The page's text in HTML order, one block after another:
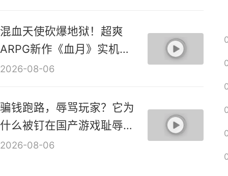
混血天使砍爆地狱！超爽
ARPG新作《血月》实机演
示视频
2026-08-06
骗钱跑路，辱骂玩家？它为
什么被钉在国产游戏耻辱柱
上？【是个人物10】
2026-08-06